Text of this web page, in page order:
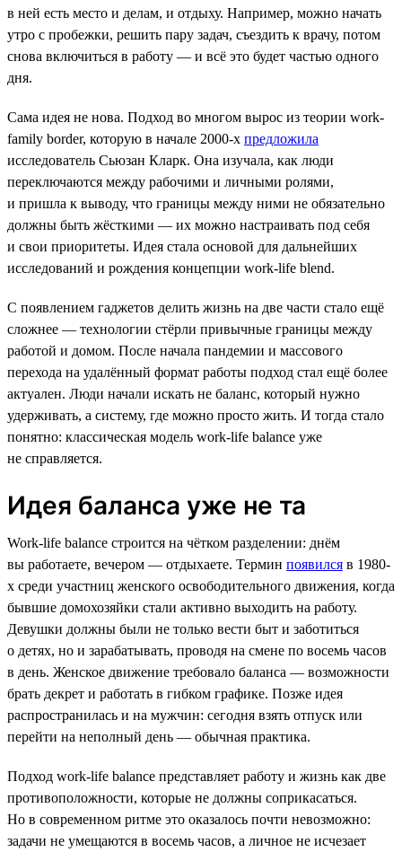
в ней есть место и делам, и отдыху. Например, можно начать
утро с пробежки, решить пару задач, съездить к врачу, потом
снова включиться в работу — и всё это будет частью одного
дня.
Сама идея не нова. Подход во многом вырос из теории work-
family border, которую в начале 2000-х предложила
исследователь Сьюзан Кларк. Она изучала, как люди
переключаются между рабочими и личными ролями,
и пришла к выводу, что границы между ними не обязательно
должны быть жёсткими — их можно настраивать под себя
и свои приоритеты. Идея стала основой для дальнейших
исследований и рождения концепции work-life blend.
С появлением гаджетов делить жизнь на две части стало ещё
сложнее — технологии стёрли привычные границы между
работой и домом. После начала пандемии и массового
перехода на удалённый формат работы подход стал ещё более
актуален. Люди начали искать не баланс, который нужно
удерживать, а систему, где можно просто жить. И тогда стало
понятно: классическая модель work-life balance уже
не справляется.
Идея баланса уже не та
Work-life balance строится на чётком разделении: днём
вы работаете, вечером — отдыхаете. Термин появился в 1980-
х среди участниц женского освободительного движения, когда
бывшие домохозяйки стали активно выходить на работу.
Девушки должны были не только вести быт и заботиться
о детях, но и зарабатывать, проводя на смене по восемь часов
в день. Женское движение требовало баланса — возможности
брать декрет и работать в гибком графике. Позже идея
распространилась и на мужчин: сегодня взять отпуск или
перейти на неполный день — обычная практика.
Подход work-life balance представляет работу и жизнь как две
противоположности, которые не должны соприкасаться.
Но в современном ритме это оказалось почти невозможно:
задачи не умещаются в восемь часов, а личное не исчезает